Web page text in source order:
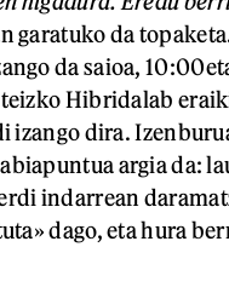
garatuko da
da saioa,
Hibridalab
izango dira.
argia da:
indarrean
dago, eta hura